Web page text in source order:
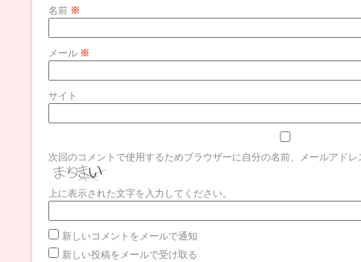
名前 ※
メール ※
サイト
次回のコメントで使用するためブラウザーに自分の名前、メールアド
上に表示された文字を入力してください。
新しいコメントをメールで通知
新しい投稿をメールで受け取る